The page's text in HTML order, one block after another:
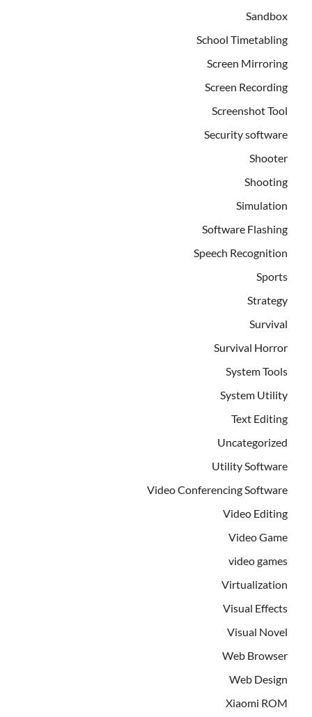
Sandbox
School Timetabling
Screen Mirroring
Screen Recording
Screenshot Tool
Security software
Shooter
Shooting
Simulation
Software Flashing
Speech Recognition
Sports
Strategy
Survival
Survival Horror
System Tools
System Utility
Text Editing
Uncategorized
Utility Software
Video Conferencing Software
Video Editing
Video Game
video games
Virtualization
Visual Effects
Visual Novel
Web Browser
Web Design
Xiaomi ROM